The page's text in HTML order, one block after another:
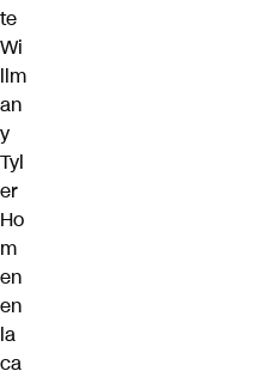
te
Wi
llm
an
y
Tyl
er
Ho
m
en
en
la
ca